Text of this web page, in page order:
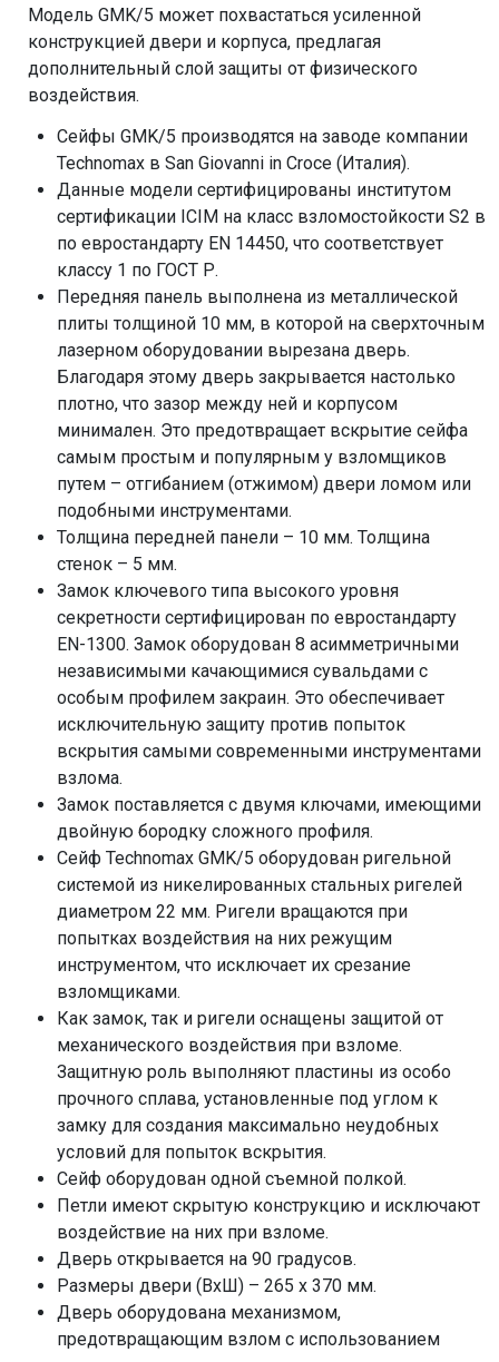
Модель GMK/5 может похвастаться усиленной
конструкцией двери и корпуса, предлагая
дополнительный слой защиты от физического
воздействия.
Сейфы GMK/5 производятся на заводе компании
Technomax в San Giovanni in Croce (Италия).
Данные модели сертифицированы институтом
сертификации ICIM на класс взломостойкости S2 в
по евростандарту EN 14450, что соответствует
классу 1 по ГОСТ Р.
Передняя панель выполнена из металлической
плиты толщиной 10 мм, в которой на сверхточным
лазерном оборудовании вырезана дверь.
Благодаря этому дверь закрывается настолько
плотно, что зазор между ней и корпусом
минимален. Это предотвращает вскрытие сейфа
самым простым и популярным у взломщиков
путем – отгибанием (отжимом) двери ломом или
подобными инструментами.
Толщина передней панели – 10 мм. Толщина
стенок – 5 мм.
Замок ключевого типа высокого уровня
секретности сертифицирован по евростандарту
EN-1300. Замок оборудован 8 асимметричными
независимыми качающимися сувальдами с
особым профилем закраин. Это обеспечивает
исключительную защиту против попыток
вскрытия самыми современными инструментами
взлома.
Замок поставляется с двумя ключами, имеющими
двойную бородку сложного профиля.
Сейф Technomax GMK/5 оборудован ригельной
системой из никелированных стальных ригелей
диаметром 22 мм. Ригели вращаются при
попытках воздействия на них режущим
инструментом, что исключает их срезание
взломщиками.
Как замок, так и ригели оснащены защитой от
механического воздействия при взломе.
Защитную роль выполняют пластины из особо
прочного сплава, установленные под углом к
замку для создания максимально неудобных
условий для попыток вскрытия.
Сейф оборудован одной съемной полкой.
Петли имеют скрытую конструкцию и исключают
воздействие на них при взломе.
Дверь открывается на 90 градусов.
Размеры двери (ВхШ) – 265 х 370 мм.
Дверь оборудована механизмом,
предотвращающим взлом с использованием